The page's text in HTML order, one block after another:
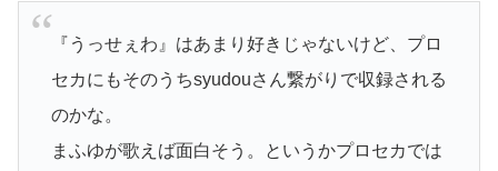
『うっせぇわ』はあまり好きじゃないけど、プロ
セカにもそのうちsyudouさん繋がりで収録される
のかな。
まふゆが歌えば面白そう。というかプロセカでは